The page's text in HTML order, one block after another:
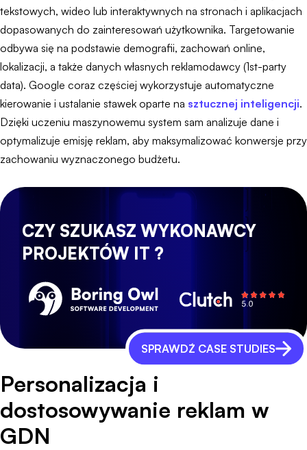
tekstowych, wideo lub interaktywnych na stronach i aplikacjach
dopasowanych do zainteresowań użytkownika. Targetowanie
odbywa się na podstawie demografii, zachowań online,
lokalizacji, a także danych własnych reklamodawcy (1st-party
data). Google coraz częściej wykorzystuje automatyczne
kierowanie i ustalanie stawek oparte na sztucznej inteligencji.
Dzięki uczeniu maszynowemu system sam analizuje dane i
optymalizuje emisję reklam, aby maksymalizować konwersje przy
zachowaniu wyznaczonego budżetu.
CZY SZUKASZ WYKONAWCY
PROJEKTÓW IT ?
SPRAWDŹ CASE STUDIES
Personalizacja i
dostosowywanie reklam w
GDN